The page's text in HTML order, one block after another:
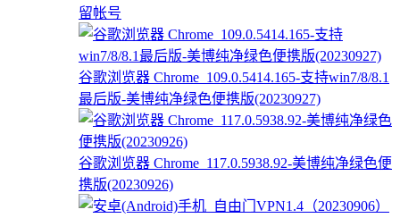
留帐号
谷歌浏览器 Chrome_109.0.5414.165-支持win7/8/8.1
最后版-美博纯净绿色便携版(20230927)
谷歌浏览器 Chrome_117.0.5938.92-美博纯净绿色便
携版(20230926)